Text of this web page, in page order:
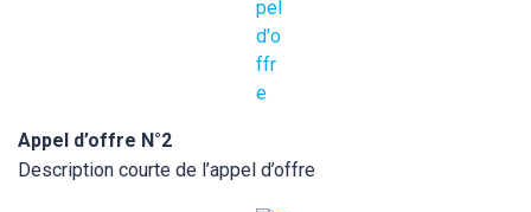
Appel d’offre N°2
Description courte de l’appel d’offre